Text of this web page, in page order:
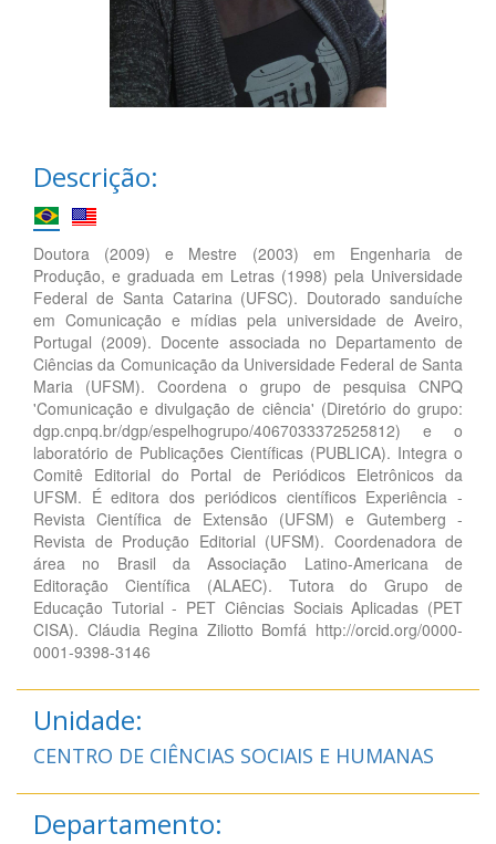
Descrição:
Doutora (2009) e Mestre (2003) em Engenharia de
Produção, e graduada em Letras (1998) pela Universidade
Federal de Santa Catarina (UFSC). Doutorado sanduíche
em Comunicação e mídias pela universidade de Aveiro,
Portugal (2009). Docente associada no Departamento de
Ciências da Comunicação da Universidade Federal de Santa
Maria (UFSM). Coordena o grupo de pesquisa CNPQ
'Comunicação e divulgação de ciência' (Diretório do grupo:
dgp.cnpq.br/dgp/espelhogrupo/4067033372525812) e o
laboratório de Publicações Científicas (PUBLICA). Integra o
Comitê Editorial do Portal de Periódicos Eletrônicos da
UFSM. É editora dos periódicos científicos Experiência -
Revista Científica de Extensão (UFSM) e Gutemberg -
Revista de Produção Editorial (UFSM). Coordenadora de
área no Brasil da Associação Latino-Americana de
Editoração Científica (ALAEC). Tutora do Grupo de
Educação Tutorial - PET Ciências Sociais Aplicadas (PET
CISA). Cláudia Regina Ziliotto Bomfá http://orcid.org/0000-
0001-9398-3146
Unidade:
CENTRO DE CIÊNCIAS SOCIAIS E HUMANAS
Departamento: